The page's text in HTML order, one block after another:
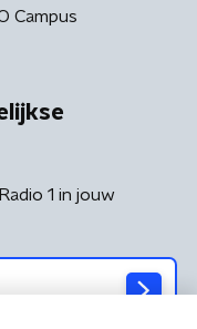
Campus
1 in jouw